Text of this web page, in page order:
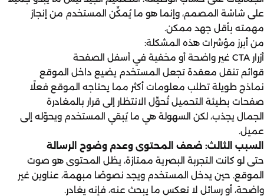
على شاشة المصمم، وإنما هو ما يُمكِّن المستخدم من إنجاز
مهمته بأقل جهد ممكن.
من أبرز مؤشرات هذه المشكلة:
أزرار CTA غير واضحة أو مخفية في أسفل الصفحة
قوائم تنقل معقدة تجعل المستخدم يضيع داخل الموقع
نماذج طويلة تطلب معلومات أكثر مما يحتاجه الموقع فعلًا
صفحات بطيئة التحميل تُحوِّل الانتظار إلى قرار بالمغادرة
الجمال يجذب، لكن السهولة هي ما يُبقي المستخدم ويحوّله إلى
عميل.
السبب الثالث: ضعف المحتوى وعدم وضوح الرسالة
حتى لو كانت التجربة البصرية ممتازة، يظل المحتوى هو صوت
الموقع. حين يدخل المستخدم ويجد نصوصًا مبهمة، عناوين غير
واضحة، أو رسائل لا تعكس ما يبحث عنه، فإنه يغادر.